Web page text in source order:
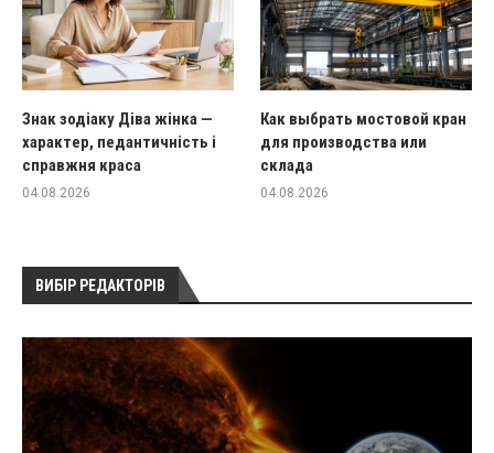
Знак зодіаку Діва жінка —
характер, педантичність і
справжня краса
04.08.2026
Как выбрать мостовой кран
для производства или
склада
04.08.2026
ВИБІР РЕДАКТОРІВ